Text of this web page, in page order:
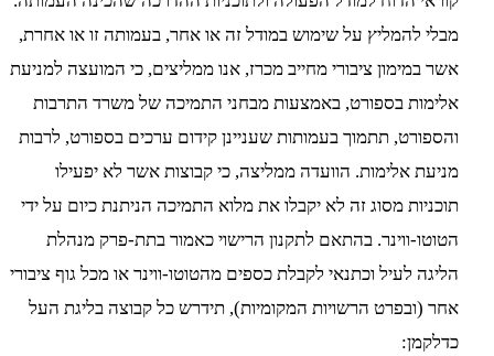
מבלי להמליץ על שימוש במודל זה או אחר, בעמותה זו או אחרת,
אשר במימון ציבורי מחייב מכרז, אנו ממליצים, כי המועצה למניעת
אלימות בספורט, באמצעות מבחני התמיכה של משרד התרבות
והספורט, תתמוך בעמותות שעניינן קידום ערכים בספורט, לרבות
מניעת אלימות. הוועדה ממליצה, כי קבוצות אשר לא יפעילו
תוכניות מסוג זה לא יקבלו את מלוא התמיכה הניתנת כיום על ידי
הטוטו-ווינר. בהתאם לתקנון הרישוי כאמור בתת-פרק מנהלת
הליגה לעיל וכתנאי לקבלת כספים מהטוטו-ווינר או מכל גוף ציבורי
אחר (ובפרט הרשויות המקומיות), תידרש כל קבוצה בליגת העל
כדלקמן: